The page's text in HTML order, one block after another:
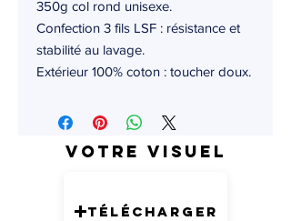
350g col rond unisexe.
Confection 3 fils LSF : résistance et
stabilité au lavage.
Extérieur 100% coton : toucher doux.
Votre visuel
Télécharger